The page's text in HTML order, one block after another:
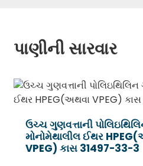
પાણીની સારવાર
ઉચ્ચ ગુણવત્તાની
મોનોમેથાલીલ ઈથર
VPEG) કાસ 31497-33-3